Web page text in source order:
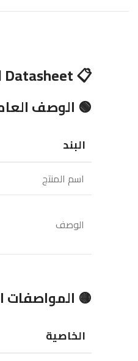
📋 Datasheet المنتج
🟢 الوصف
البند
اسم المنتج
الوصف
🟡 المواصفات
الخاصية